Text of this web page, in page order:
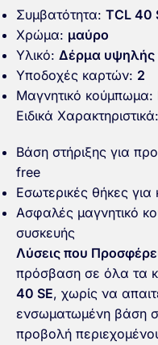
Συμβατότητα: TCL 40
Χρώμα: μαύρο
Υλικό: Δέρμα υψηλής
Υποδοχές καρτών: 2
Μαγνητικό κούμπωμα:
Ειδικά Χαρακτηριστικά:
Βάση στήριξης για
free
Εσωτερικές θήκες
Ασφαλές μαγνητικό
συσκευής
Λύσεις που
πρόσβαση σε όλα τα
40 SE, χωρίς να
ενσωματωμένη βάση
προβολή